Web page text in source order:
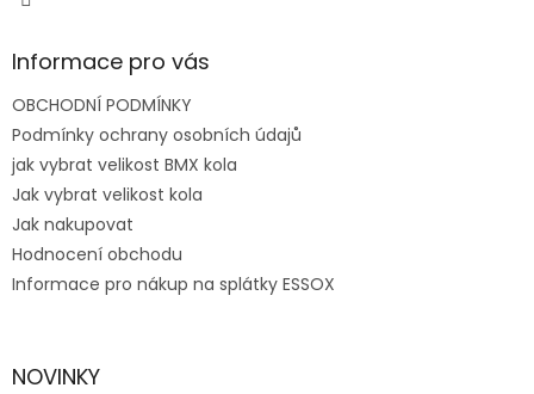
Informace pro vás
OBCHODNÍ PODMÍNKY
Podmínky ochrany osobních údajů
jak vybrat velikost BMX kola
Jak vybrat velikost kola
Jak nakupovat
Hodnocení obchodu
Informace pro nákup na splátky ESSOX
NOVINKY